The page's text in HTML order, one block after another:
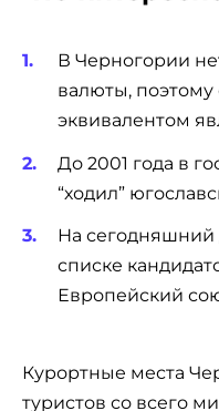
В Черногории
валюты,
эквивалентом
До 2001 года в
“ходил”
На сегодняшний
списке
Европейский
Курортные места
туристов со всего